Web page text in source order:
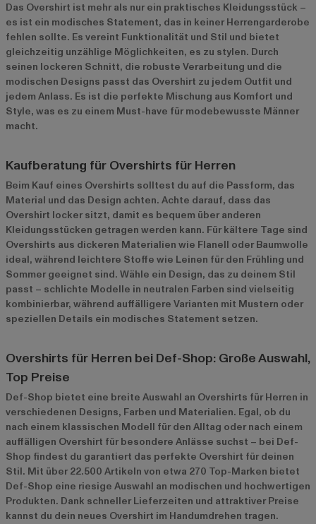
Das Overshirt ist mehr als nur ein praktisches Kleidungsstück –
es ist ein modisches Statement, das in keiner Herrengarderobe
fehlen sollte. Es vereint Funktionalität und Stil und bietet
gleichzeitig unzählige Möglichkeiten, es zu stylen. Durch
seinen lockeren Schnitt, die robuste Verarbeitung und die
modischen Designs passt das Overshirt zu jedem Outfit und
jedem Anlass. Es ist die perfekte Mischung aus Komfort und
Style, was es zu einem Must-have für modebewusste Männer
macht.
Kaufberatung für Overshirts für Herren
Beim Kauf eines Overshirts solltest du auf die Passform, das
Material und das Design achten. Achte darauf, dass das
Overshirt locker sitzt, damit es bequem über anderen
Kleidungsstücken getragen werden kann. Für kältere Tage sind
Overshirts aus dickeren Materialien wie Flanell oder Baumwolle
ideal, während leichtere Stoffe wie Leinen für den Frühling und
Sommer geeignet sind. Wähle ein Design, das zu deinem Stil
passt – schlichte Modelle in neutralen Farben sind vielseitig
kombinierbar, während auffälligere Varianten mit Mustern oder
speziellen Details ein modisches Statement setzen.
Overshirts für Herren bei Def-Shop: Große Auswahl,
Top Preise
Def-Shop bietet eine breite Auswahl an Overshirts für Herren in
verschiedenen Designs, Farben und Materialien. Egal, ob du
nach einem klassischen Modell für den Alltag oder nach einem
auffälligen Overshirt für besondere Anlässe suchst – bei Def-
Shop findest du garantiert das perfekte Overshirt für deinen
Stil. Mit über 22.500 Artikeln von etwa 270 Top-Marken bietet
Def-Shop eine riesige Auswahl an modischen und hochwertigen
Produkten. Dank schneller Lieferzeiten und attraktiver Preise
kannst du dein neues Overshirt im Handumdrehen tragen.